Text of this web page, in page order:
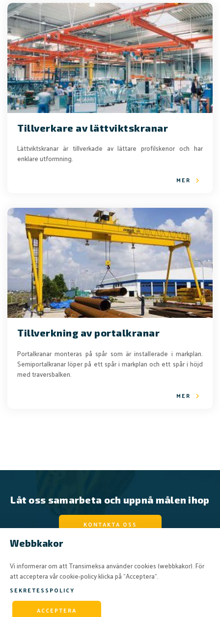
Tillverkare av lättviktskranar
Lättviktskranar är tillverkade av lättare profilskenor och har
enklare utformning.
MER
Tillverkning av portalkranar
Portalkranar monteras på spår som är installerade i markplan.
Semiportalkranar löper på ett spår i markplan och ett spår i höjd
med traversbalken.
MER
Låt oss samarbeta och uppnå målen ihop
KONTAKTA OSS
Made Visible By
Webbkakor
Vi informerar om att Transimeksa använder cookies (webbkakor). För
att acceptera vår cookie-policy klicka på “Acceptera“.
SEKRETESSPOLICY
ACCEPTERA